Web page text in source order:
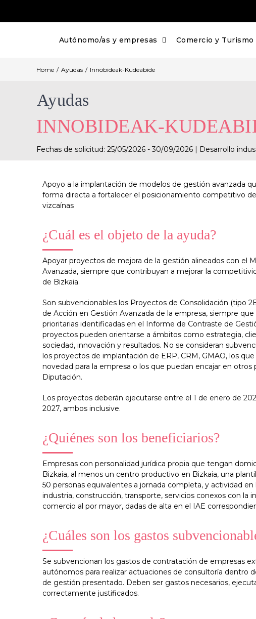
to
Autónomo/as y empresas Comercio y Turismo
Home / Ayudas / Innobideak-Kudeabide
Ayudas
INNOBIDEAK-
Fechas de solicitud: 25/05/2026 - 30/09/2026 | Desarrollo
Apoyo a la implantación de modelos de gestión avanzada
forma directa a fortalecer el posicionamiento competitivo
vizcaínas
¿Cuál es el objeto de la ayuda?
Apoyar proyectos de mejora de la gestión alineados con el
Avanzada, siempre que contribuyan a mejorar la
de Bizkaia.
Son subvencionables los Proyectos de Consolidación (tipo
de Acción en Gestión Avanzada de la empresa, siempre que
prioritarias identificadas en el Informe de Contraste de
proyectos pueden orientarse a ámbitos como estrategia,
sociedad, innovación y resultados. No se consideran
los proyectos de implantación de ERP, CRM, GMAO, los
novedad para la empresa o los que puedan encajar en otros
Diputación.
Los proyectos deberán ejecutarse entre el 1 de enero de
2027, ambos inclusive.
¿Quiénes son los beneficiarios?
Empresas con personalidad jurídica propia que tengan
Bizkaia, al menos un centro productivo en Bizkaia, una
50 personas equivalentes a jornada completa, y actividad en
industria, construcción, transporte, servicios conexos con la
comercio al por mayor, dadas de alta en el IAE
¿Cuáles son los gastos
Se subvencionan los gastos de contratación de empresas
autónomos para realizar actuaciones de consultoría dentro
de gestión presentado. Deben ser gastos necesarios,
correctamente justificados.